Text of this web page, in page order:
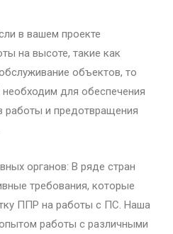
в вашем проекте
на высоте, такие как
объектов, то
для обеспечения
работы и предотвращения
органов: В ряде стран
требования, которые
ППР на работы с ПС. Наша
работы с различными